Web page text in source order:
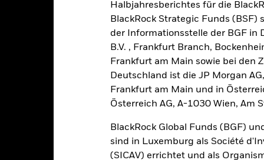
Halbjahresberichtes für die
BlackRock Strategic Funds
der Informationsstelle der BGF in
B.V. , Frankfurt Branch,
Frankfurt am Main sowie bei den
Deutschland ist die JP Morgan
Frankfurt am Main und in
Österreich AG, A-1030 Wien, Am
BlackRock Global Funds (BGF)
sind in Luxemburg als Société
(SICAV) errichtet und als
31.März2025
EUR
2,50%
15,00%
EUR 1,00
Luxemburg
BlackRock (Luxembourg) S.A.
Währung der Reihe
Anlageklasse
Laufende Gebühren
ISIN
Mindestsumme bei
Transaktionsabwicklung
Häufigkeit der Verkäufe